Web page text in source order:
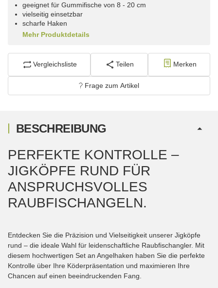
geeignet für Gummifische von 8 - 20 cm
vielseitig einsetzbar
scharfe Haken
Mehr Produktdetails
Vergleichsliste Teilen Merken
Frage zum Artikel
BESCHREIBUNG
PERFEKTE KONTROLLE –
JIGKÖPFE RUND FÜR
ANSPRUCHSVOLLES
RAUBFISCHANGELN.
Entdecken Sie die Präzision und Vielseitigkeit unserer Jigköpfe
rund – die ideale Wahl für leidenschaftliche Raubfischangler. Mit
diesem hochwertigen Set an Angelhaken haben Sie die perfekte
Kontrolle über Ihre Köderpräsentation und maximieren Ihre
Chancen auf einen beeindruckenden Fang.